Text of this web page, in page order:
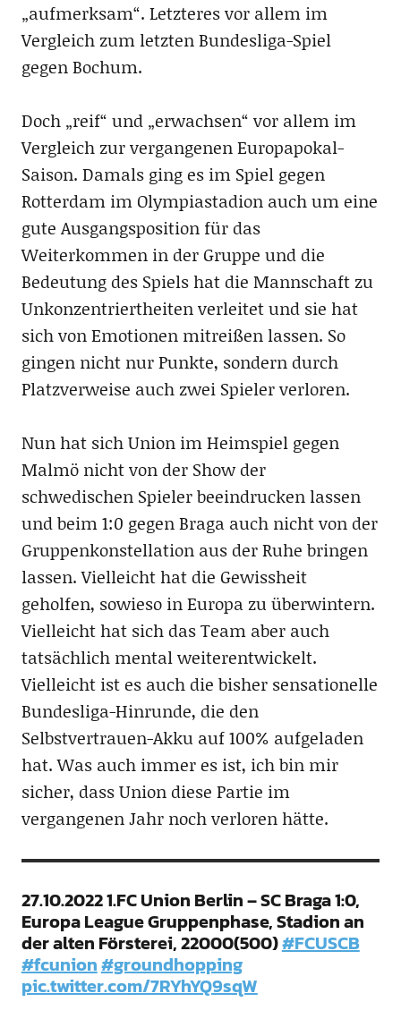
„aufmerksam“. Letzteres vor allem im
Vergleich zum letzten Bundesliga-Spiel
gegen Bochum.
Doch „reif“ und „erwachsen“ vor allem im
Vergleich zur vergangenen Europapokal-
Saison. Damals ging es im Spiel gegen
Rotterdam im Olympiastadion auch um eine
gute Ausgangsposition für das
Weiterkommen in der Gruppe und die
Bedeutung des Spiels hat die Mannschaft zu
Unkonzentriertheiten verleitet und sie hat
sich von Emotionen mitreißen lassen. So
gingen nicht nur Punkte, sondern durch
Platzverweise auch zwei Spieler verloren.
Nun hat sich Union im Heimspiel gegen
Malmö nicht von der Show der
schwedischen Spieler beeindrucken lassen
und beim 1:0 gegen Braga auch nicht von der
Gruppenkonstellation aus der Ruhe bringen
lassen. Vielleicht hat die Gewissheit
geholfen, sowieso in Europa zu überwintern.
Vielleicht hat sich das Team aber auch
tatsächlich mental weiterentwickelt.
Vielleicht ist es auch die bisher sensationelle
Bundesliga-Hinrunde, die den
Selbstvertrauen-Akku auf 100% aufgeladen
hat. Was auch immer es ist, ich bin mir
sicher, dass Union diese Partie im
vergangenen Jahr noch verloren hätte.
27.10.2022 1.FC Union Berlin – SC Braga 1:0,
Europa League Gruppenphase, Stadion an
der alten Försterei, 22000(500)#FCUSCB
#fcunion#groundhopping
pic.twitter.com/7RYhYQ9sqW